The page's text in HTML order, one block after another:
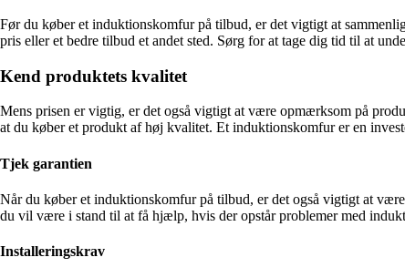
Før du køber et induktionskomfur på tilbud, er det vigtigt at
pris eller et bedre tilbud et andet sted. Sørg for at tage dig tid til at
Kend produktets kvalitet
Mens prisen er vigtig, er det også vigtigt at være opmærksom på
at du køber et produkt af høj kvalitet. Et induktionskomfur er en
Tjek garantien
Når du køber et induktionskomfur på tilbud, er det også vigtigt at
du vil være i stand til at få hjælp, hvis der opstår problemer med
Installeringskrav